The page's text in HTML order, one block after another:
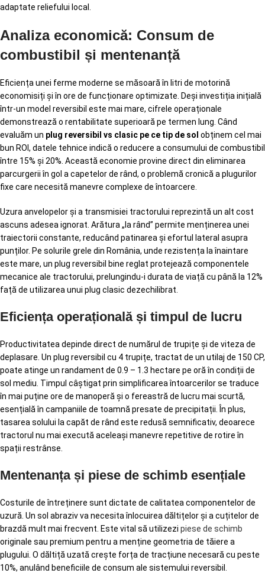
adaptate reliefului local.
Analiza economică: Consum de
combustibil și mentenanță
Eficiența unei ferme moderne se măsoară în litri de motorină
economisiți și în ore de funcționare optimizate. Deși investiția inițială
într-un model reversibil este mai mare, cifrele operaționale
demonstrează o rentabilitate superioară pe termen lung. Când
evaluăm un plug reversibil vs clasic pe ce tip de sol obținem cel mai
bun ROI, datele tehnice indică o reducere a consumului de combustibil
între 15% și 20%. Această economie provine direct din eliminarea
parcurgerii în gol a capetelor de rând, o problemă cronică a plugurilor
fixe care necesită manevre complexe de întoarcere.
Uzura anvelopelor și a transmisiei tractorului reprezintă un alt cost
ascuns adesea ignorat. Arătura „la rând” permite menținerea unei
traiectorii constante, reducând patinarea și efortul lateral asupra
punților. Pe solurile grele din România, unde rezistența la înaintare
este mare, un plug reversibil bine reglat protejează componentele
mecanice ale tractorului, prelungindu-i durata de viață cu până la 12%
față de utilizarea unui plug clasic dezechilibrat.
Eficiența operațională și timpul de lucru
Productivitatea depinde direct de numărul de trupițe și de viteza de
deplasare. Un plug reversibil cu 4 trupițe, tractat de un utilaj de 150 CP,
poate atinge un randament de 0.9 – 1.3 hectare pe oră în condiții de
sol mediu. Timpul câștigat prin simplificarea întoarcerilor se traduce
în mai puține ore de manoperă și o fereastră de lucru mai scurtă,
esențială în campaniile de toamnă presate de precipitații. În plus,
tasarea solului la capăt de rând este redusă semnificativ, deoarece
tractorul nu mai execută aceleași manevre repetitive de rotire în
spații restrânse.
Mentenanța și piese de schimb esențiale
Costurile de întreținere sunt dictate de calitatea componentelor de
uzură. Un sol abraziv va necesita înlocuirea dăltițelor și a cuțitelor de
brazdă mult mai frecvent. Este vital să utilizezi piese de schimb
originale sau premium pentru a menține geometria de tăiere a
plugului. O dăltiță uzată crește forța de tracțiune necesară cu peste
10%, anulând beneficiile de consum ale sistemului reversibil.